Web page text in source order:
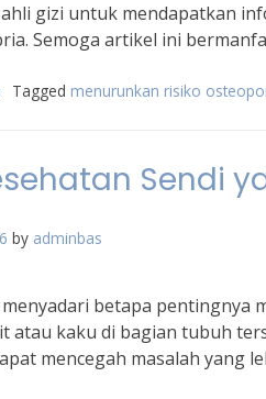
gizi untuk mendapatkan
Semoga artikel ini
Tagged menurunkan risiko
Sendi
by adminbas
betapa pentingnya
atau kaku di bagian tubuh
mencegah masalah yang